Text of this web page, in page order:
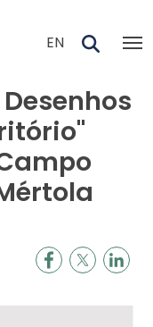
EN